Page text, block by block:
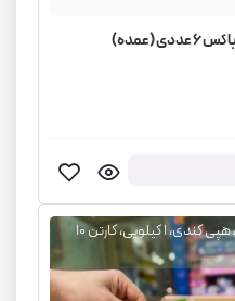
تافی، تافی میوه‌ای، Happy Candy، هپی کندی، ۱ کیلویی، کارتن ۱۰